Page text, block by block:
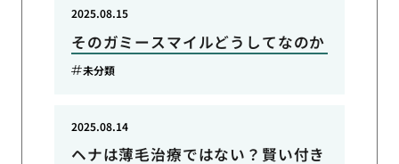
そのガミースマイルどうしてなのか
2025.08.15
未分類
ヘナは薄毛治療ではない？賢い付き
2025.08.14